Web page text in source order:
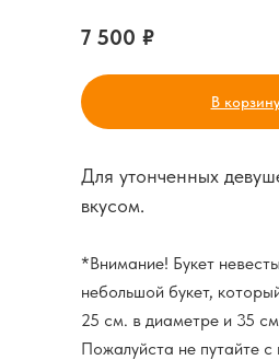
7 500 ₽
В корзину
Для утонченных
вкусом.
*Внимание! Букет
небольшой букет,
25 см. в диаметре и 35
Пожалуйста не путайте